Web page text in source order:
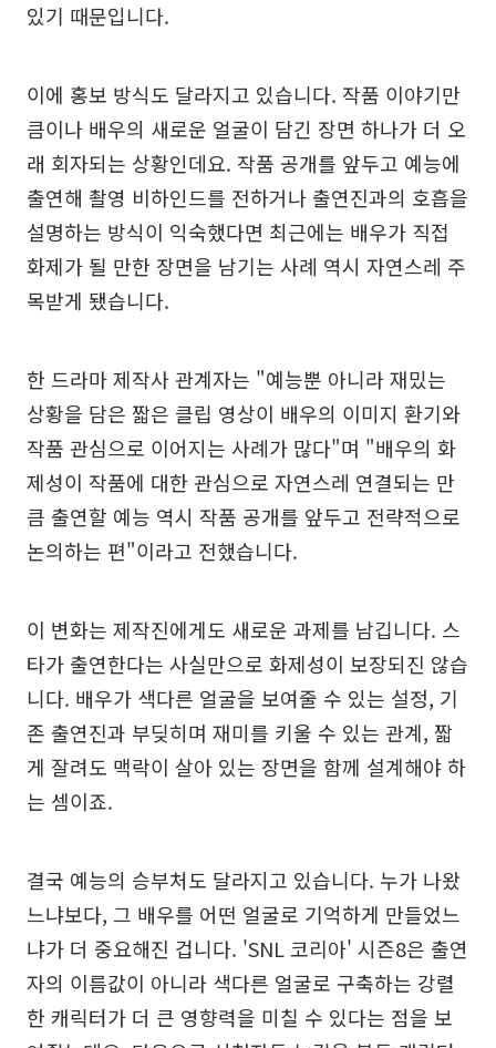
있기 때문입니다.
이에 홍보 방식도 달라지고 있습니다. 작품 이야기만
큼이나 배우의 새로운 얼굴이 담긴 장면 하나가 더 오
래 회자되는 상황인데요. 작품 공개를 앞두고 예능에
출연해 촬영 비하인드를 전하거나 출연진과의 호흡을
설명하는 방식이 익숙했다면 최근에는 배우가 직접
화제가 될 만한 장면을 남기는 사례 역시 자연스레 주
목받게 됐습니다.
한 드라마 제작사 관계자는 "예능뿐 아니라 재밌는
상황을 담은 짧은 클립 영상이 배우의 이미지 환기와
작품 관심으로 이어지는 사례가 많다"며 "배우의 화
제성이 작품에 대한 관심으로 자연스레 연결되는 만
큼 출연할 예능 역시 작품 공개를 앞두고 전략적으로
논의하는 편"이라고 전했습니다.
이 변화는 제작진에게도 새로운 과제를 남깁니다. 스
타가 출연한다는 사실만으로 화제성이 보장되진 않습
니다. 배우가 색다른 얼굴을 보여줄 수 있는 설정, 기
존 출연진과 부딪히며 재미를 키울 수 있는 관계, 짧
게 잘려도 맥락이 살아 있는 장면을 함께 설계해야 하
는 셈이죠.
결국 예능의 승부처도 달라지고 있습니다. 누가 나왔
느냐보다, 그 배우를 어떤 얼굴로 기억하게 만들었느
냐가 더 중요해진 겁니다. 'SNL 코리아' 시즌8은 출연
자의 이름값이 아니라 색다른 얼굴로 구축하는 강렬
한 캐릭터가 더 큰 영향력을 미칠 수 있다는 점을 보